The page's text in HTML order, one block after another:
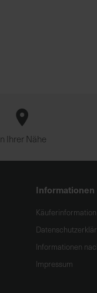
In Ihrer Nähe
Informationen
Informationen
Impressum